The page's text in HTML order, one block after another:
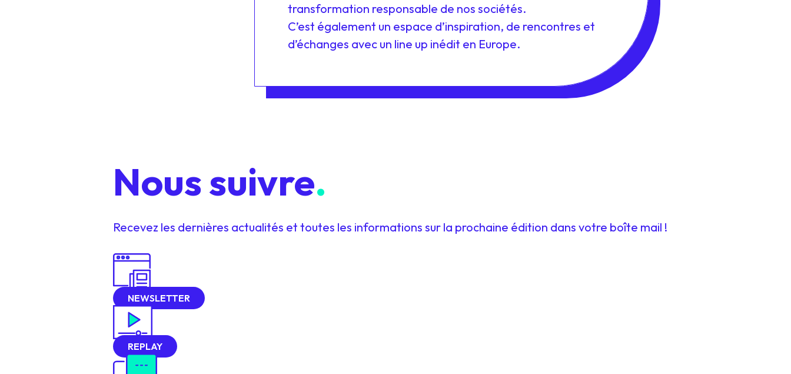
transformation responsable de nos sociétés.
C’est également un espace d’inspiration, de rencontres et
d’échanges avec un line up inédit en Europe.
Nous suivre.
Recevez les dernières actualités et toutes les informations sur la prochaine édition dans votre boîte mail !
NEWSLETTER
REPLAY